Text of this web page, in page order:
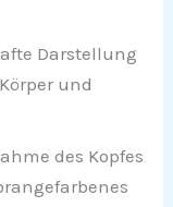
Darstellung
und
des Kopfes